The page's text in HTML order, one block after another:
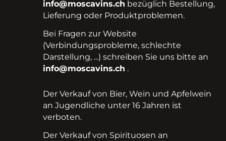
info@moscavins.ch bezüglich Bestellung,
Lieferung oder Produktproblemen.
Bei Fragen zur Website
(Verbindungsprobleme, schlechte
Darstellung, ...) schreiben Sie uns bitte an
info@moscavins.ch .
Der Verkauf von Bier, Wein und Apfelwein
an Jugendliche unter 16 Jahren ist
verboten.
Der Verkauf von Spirituosen an